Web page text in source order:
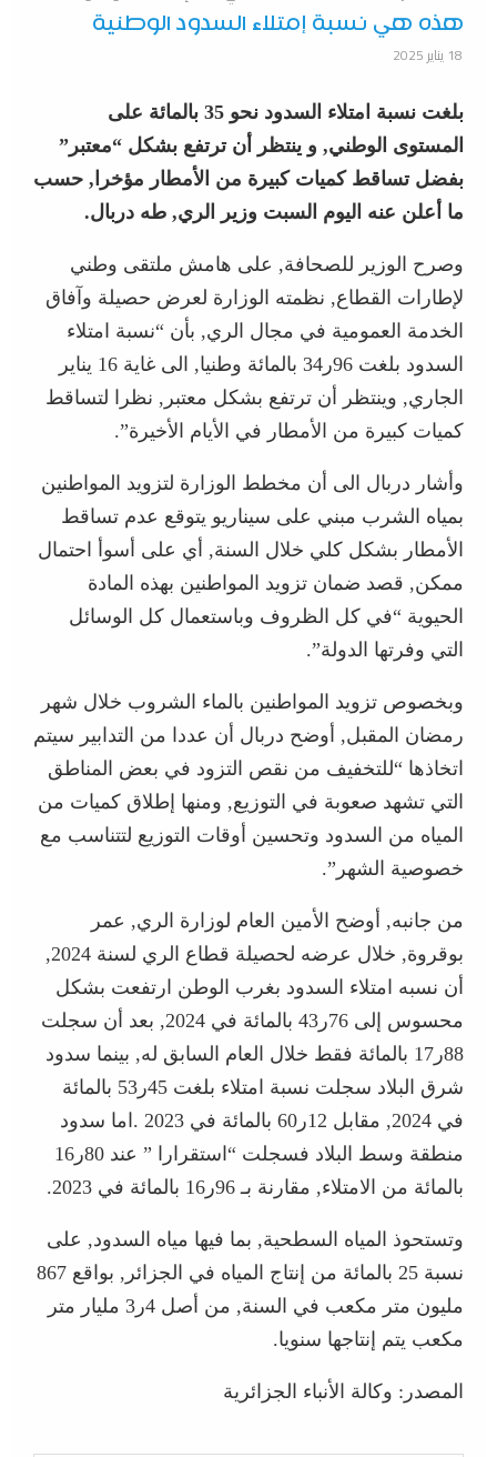
هذه هي نسبة إمتلاء السدود الوطنية
18 يناير 2025
بلغت نسبة امتلاء السدود نحو 35 بالمائة على
المستوى الوطني, و ينتظر أن ترتفع بشكل “معتبر”
بفضل تساقط كميات كبيرة من الأمطار مؤخرا, حسب
ما أعلن عنه اليوم السبت وزير الري, طه دربال.
وصرح الوزير للصحافة, على هامش ملتقى وطني
لإطارات القطاع, نظمته الوزارة لعرض حصيلة وآفاق
الخدمة العمومية في مجال الري, بأن “نسبة امتلاء
السدود بلغت 96ر34 بالمائة وطنيا, الى غاية 16 يناير
الجاري, وينتظر أن ترتفع بشكل معتبر, نظرا لتساقط
كميات كبيرة من الأمطار في الأيام الأخيرة”.
وأشار دربال الى أن مخطط الوزارة لتزويد المواطنين
بمياه الشرب مبني على سيناريو يتوقع عدم تساقط
الأمطار بشكل كلي خلال السنة, أي على أسوأ احتمال
ممكن, قصد ضمان تزويد المواطنين بهذه المادة
الحيوية “في كل الظروف وباستعمال كل الوسائل
التي وفرتها الدولة”.
وبخصوص تزويد المواطنين بالماء الشروب خلال شهر
رمضان المقبل, أوضح دربال أن عددا من التدابير سيتم
اتخاذها “للتخفيف من نقص التزود في بعض المناطق
التي تشهد صعوبة في التوزيع, ومنها إطلاق كميات من
المياه من السدود وتحسين أوقات التوزيع لتتناسب مع
خصوصية الشهر”.
من جانبه, أوضح الأمين العام لوزارة الري, عمر
بوقروة, خلال عرضه لحصيلة قطاع الري لسنة 2024,
أن نسبه امتلاء السدود بغرب الوطن ارتفعت بشكل
محسوس إلى 76ر43 بالمائة في 2024, بعد أن سجلت
88ر17 بالمائة فقط خلال العام السابق له, بينما سدود
شرق البلاد سجلت نسبة امتلاء بلغت 45ر53 بالمائة
في 2024, مقابل 12ر60 بالمائة في 2023 .اما سدود
منطقة وسط البلاد فسجلت “استقرارا ” عند 80ر16
بالمائة من الامتلاء, مقارنة بـ 96ر16 بالمائة في 2023.
وتستحوذ المياه السطحية, بما فيها مياه السدود, على
نسبة 25 بالمائة من إنتاج المياه في الجزائر, بواقع 867
مليون متر مكعب في السنة, من أصل 4ر3 مليار متر
مكعب يتم إنتاجها سنويا.
المصدر: وكالة الأنباء الجزائرية